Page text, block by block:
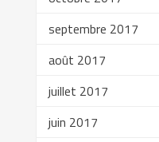
septembre 2017
août 2017
juillet 2017
juin 2017